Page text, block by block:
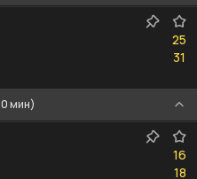
25
25
31
31
мин)
16
16
18
18